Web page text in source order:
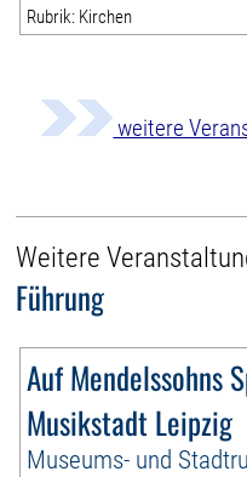
Rubrik: Kirchen
weitere
Weitere
Führung
Auf Mendelssohns
Musikstadt Leipzig
Museums- und